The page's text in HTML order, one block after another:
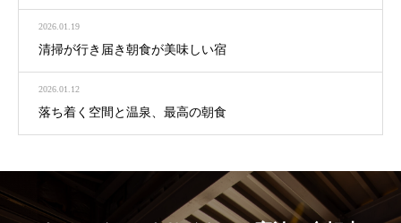
2026.01.19
清掃が行き届き朝食が美味しい宿
2026.01.12
落ち着く空間と温泉、最高の朝食